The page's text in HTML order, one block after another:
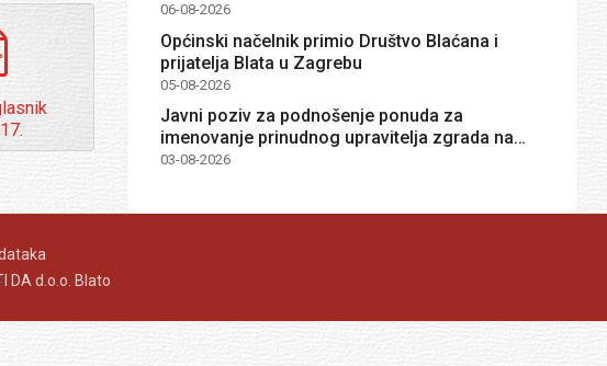
06-08-2026
Općinski načelnik primio Društvo Blaćana i
prijatelja Blata u Zagrebu
05-08-2026
Javni poziv za podnošenje ponuda za
imenovanje prinudnog upravitelja zgrada na…
03-08-2026
DA d.o.o. Blato